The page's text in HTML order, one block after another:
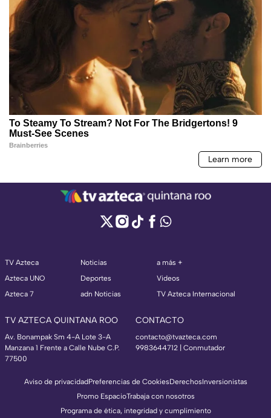
TV Azteca
Azteca UNO
Azteca 7
Noticias
Deportes
adn Noticias
a más +
Videos
TV Azteca Internacional
TV AZTECA QUINTANA ROO
Av. Bonampak Sm 4-A Lote 3-A
Manzana 1 Frente a Calle Nube C.P.
77500
CONTACTO
contacto@tvazteca.com
9983644712 | Conmutador
Aviso de privacidadPreferencias de CookiesDerechosInversionistas
Promo EspacioTrabaja con nosotros
Programa de ética, integridad y cumplimiento